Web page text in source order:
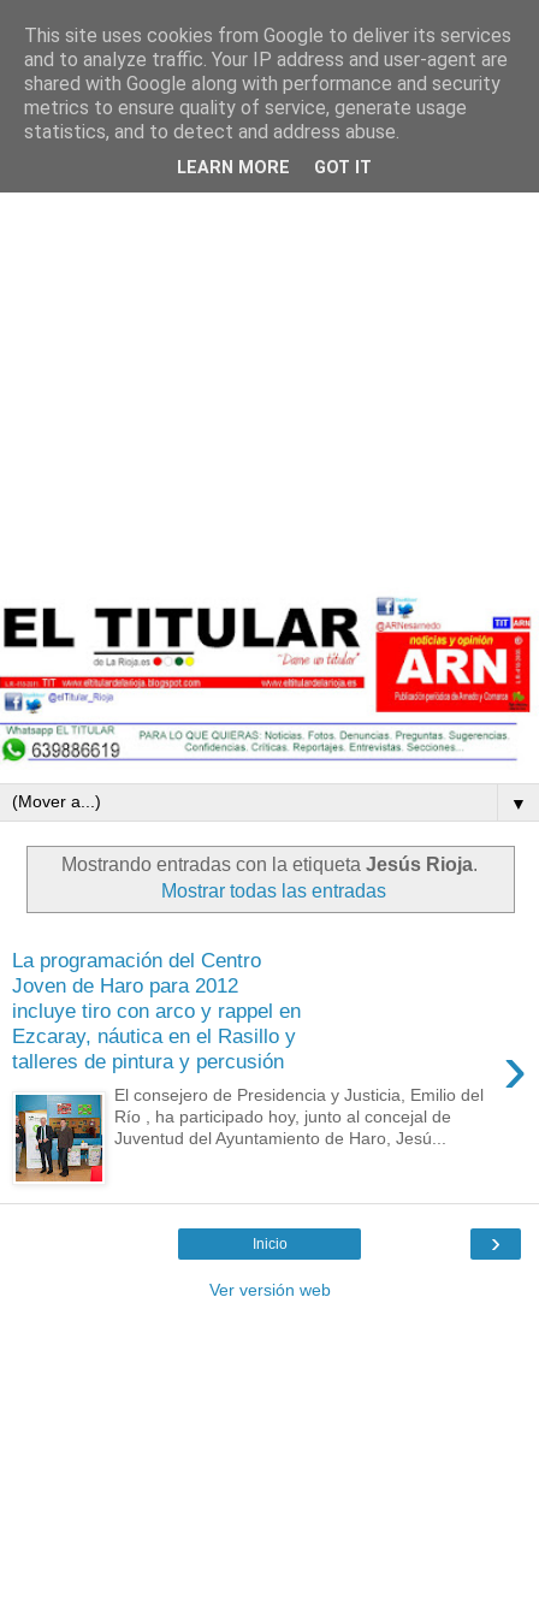
▼
Mostrando entradas con la etiqueta Jesús Rioja.
Mostrar todas las entradas
La programación del Centro
Joven de Haro para 2012
incluye tiro con arco y rappel en
Ezcaray, náutica en el Rasillo y
talleres de pintura y percusión
›
El consejero de Presidencia y Justicia, Emilio del
Río , ha participado hoy, junto al concejal de
Juventud del Ayuntamiento de Haro, Jesú...
›
Inicio
Ver versión web
This site uses cookies from Google to deliver its services
and to analyze traffic. Your IP address and user-agent are
shared with Google along with performance and security
metrics to ensure quality of service, generate usage
statistics, and to detect and address abuse.
LEARN MORE GOT IT